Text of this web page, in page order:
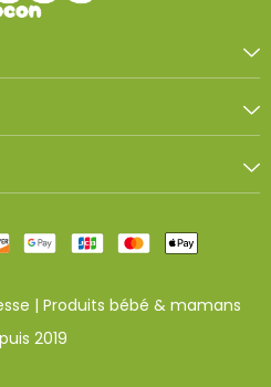
| Produits bébé & mamans
2019